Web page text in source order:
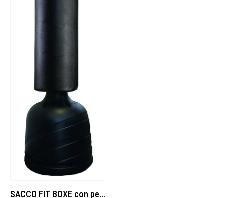
SACCO FIT BOXE con pedana riempibile con acqua o sabbia